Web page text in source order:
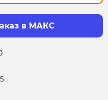
в МАКС